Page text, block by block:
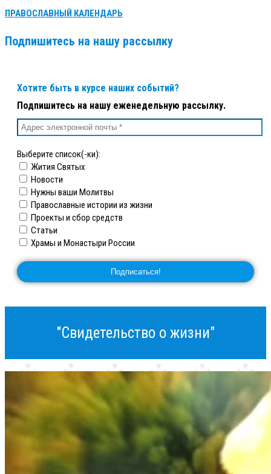
ПРАВОСЛАВНЫЙ КАЛЕНДАРЬ
Подпишитесь на нашу рассылку
Хотите быть в курсе наших событий?
Подпишитесь на нашу еженедельную рассылку.
Выберите список(-ки):
Жития Святых
Новости
Нужны ваши Молитвы
Православные истории из жизни
Проекты и сбор средств
Статьи
Храмы и Монастыри России
"Свидетельство о жизни"